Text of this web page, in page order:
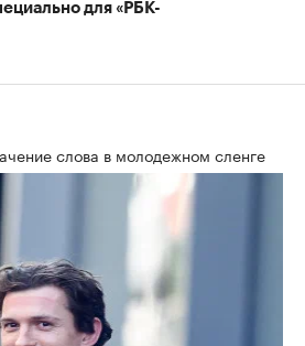
для «РБК-
слова в молодежном сленге